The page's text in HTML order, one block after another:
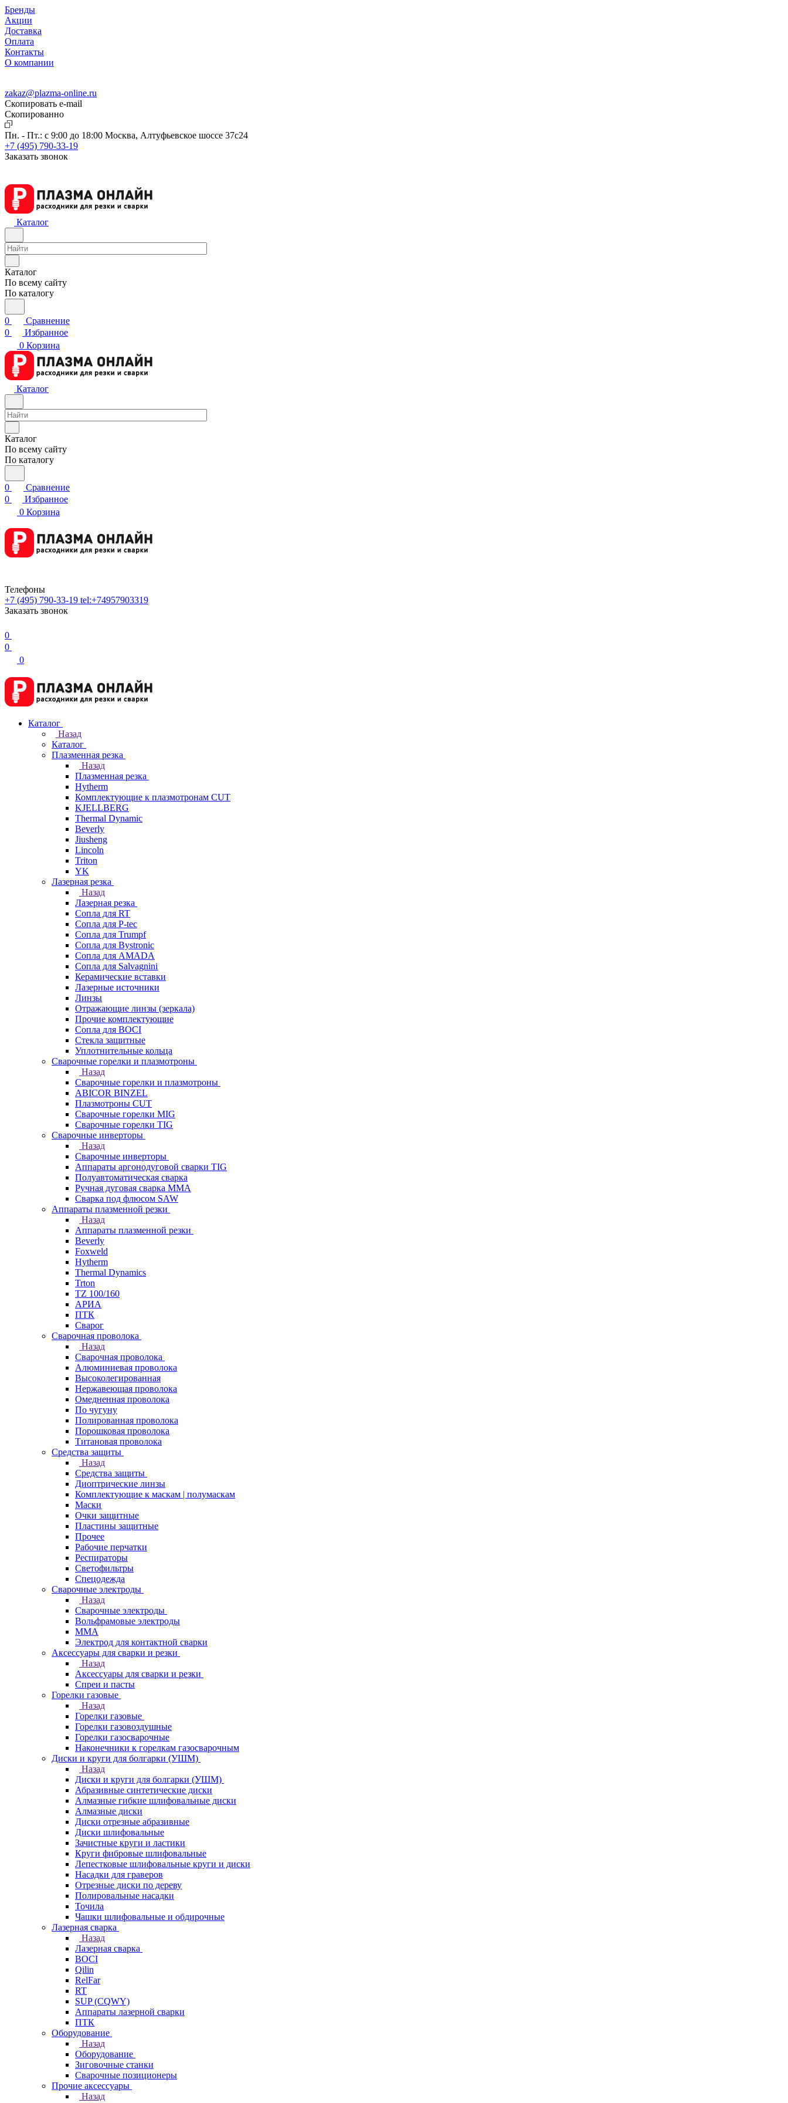
Бренды
Акции
Доставка
Оплата
Контакты
О компании
zakaz@plazma-online.ru
Скопировать e-mail
Cкопированно
Пн. - Пт.: с 9:00 до 18:00 Москва, Алтуфьевское шоссе 37с24
+7 (495) 790-33-19
Заказать звонок
Каталог
Каталог
По всему сайту
По каталогу
0
Сравнение
0
Избранное
0 Корзина
Каталог
Каталог
По всему сайту
По каталогу
0
Сравнение
0
Избранное
0 Корзина
Телефоны
+7 (495) 790-33-19 tel:+74957903319
Заказать звонок
0
0
0
Каталог
Назад
Каталог
Плазменная резка
Назад
Плазменная резка
Hytherm
Комплектующие к плазмотронам CUT
KJELLBERG
Thermal Dynamic
Beverly
Jiusheng
Lincoln
Triton
YK
Лазерная резка
Назад
Лазерная резка
Сопла для RT
Сопла для P-tec
Сопла для Trumpf
Сопла для Bystronic
Сопла для AMADA
Сопла для Salvagnini
Керамические вставки
Лазерные источники
Линзы
Отражающие линзы (зеркала)
Прочие комплектующие
Сопла для BOCI
Стекла защитные
Уплотнительные кольца
Сварочные горелки и плазмотроны
Назад
Сварочные горелки и плазмотроны
ABICOR BINZEL
Плазмотроны CUT
Сварочные горелки MIG
Сварочные горелки TIG
Сварочные инверторы
Назад
Сварочные инверторы
Аппараты аргонодуговой сварки TIG
Полуавтоматическая сварка
Ручная дуговая сварка MMA
Сварка под флюсом SAW
Аппараты плазменной резки
Назад
Аппараты плазменной резки
Beverly
Foxweld
Hytherm
Thermal Dynamics
Trton
TZ 100/160
АРИА
ПТК
Сварог
Сварочная проволока
Назад
Сварочная проволока
Алюминиевая проволока
Высоколегированная
Нержавеющая проволока
Омедненная проволока
По чугуну
Полированная проволока
Порошковая проволока
Титановая проволока
Средства защиты
Назад
Средства защиты
Диоптрические линзы
Комплектующие к маскам | полумаскам
Маски
Очки защитные
Пластины защитные
Прочее
Рабочие перчатки
Респираторы
Светофильтры
Спецодежда
Сварочные электроды
Назад
Сварочные электроды
Вольфрамовые электроды
ММА
Электрод для контактной сварки
Аксессуары для сварки и резки
Назад
Аксессуары для сварки и резки
Спреи и пасты
Горелки газовые
Назад
Горелки газовые
Горелки газовоздушные
Горелки газосварочные
Наконечники к горелкам газосварочным
Диски и круги для болгарки (УШМ)
Назад
Диски и круги для болгарки (УШМ)
Абразивные синтетические диски
Алмазные гибкие шлифовальные диски
Алмазные диски
Диски отрезные абразивные
Диски шлифовальные
Зачистные круги и ластики
Круги фибровые шлифовальные
Лепестковые шлифовальные круги и диски
Насадки для граверов
Отрезные диски по дереву
Полировальные насадки
Точила
Чашки шлифовальные и обдирочные
Лазерная сварка
Назад
Лазерная сварка
BOCI
Qilin
RelFar
RT
SUP (CQWY)
Аппараты лазерной сварки
ПТК
Оборудование
Назад
Оборудование
Зиговочные станки
Сварочные позиционеры
Прочие аксессуары
Назад